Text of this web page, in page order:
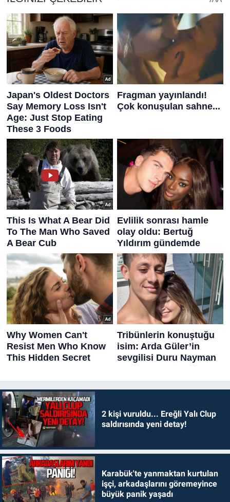
2 kişi vuruldu... Ereğli Yalı Clup
saldırısında yeni detay!
Karabük'te yanmaktan kurtulan
işçi, arkadaşlarını göremeyince
büyük panik yaşadı